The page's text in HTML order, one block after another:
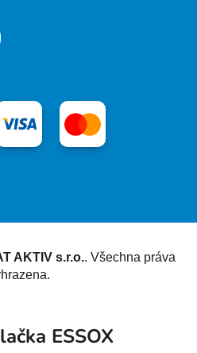
AKTIV s.r.o.. Všechna práva
ESSOX